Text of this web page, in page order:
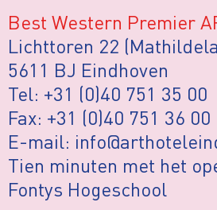
Best Western Premier
Lichttoren 22
5611 BJ Eindhoven
Tel: +31 (0)40 751 35 00
Fax: +31 (0)40 751 36 00
E-mail:
Tien minuten met het
Fontys Hogeschool